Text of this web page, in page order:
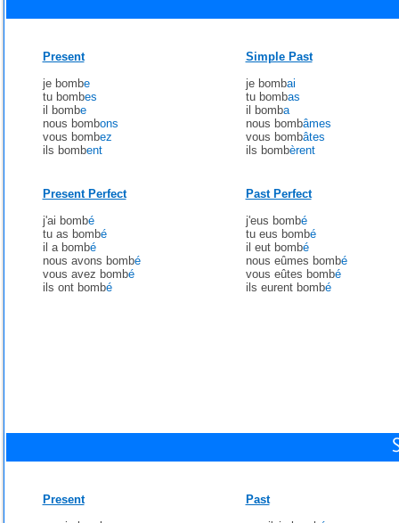
Present
je bombe
tu bombes
il bombe
nous bombons
vous bombez
ils bombent
Simple Past
je bombai
tu bombas
il bomba
nous bombâmes
vous bombâtes
ils bombèrent
Present Perfect
j'ai bombé
tu as bombé
il a bombé
nous avons bombé
vous avez bombé
ils ont bombé
Past Perfect
j'eus bombé
tu eus bombé
il eut bombé
nous eûmes bombé
vous eûtes bombé
ils eurent bombé
Present
Past